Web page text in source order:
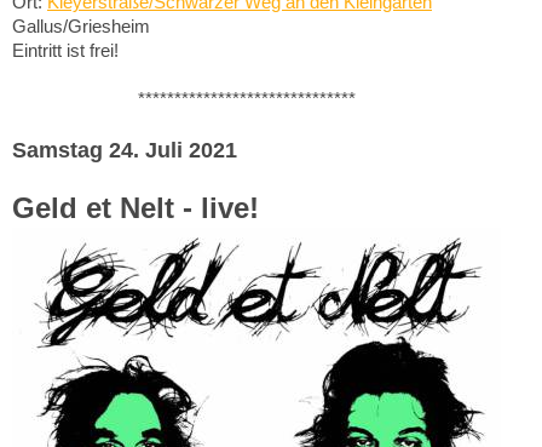
Gallus/Griesheim
Eintritt ist frei!
******************************
Samstag 24. Juli 2021
Geld et Nelt - live!